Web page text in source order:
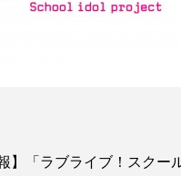
】「ラブライブ！スクー